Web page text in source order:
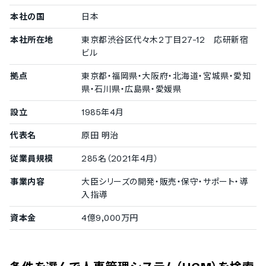
顔写真付きリストの表示
社員情報の絞り込み検索機能
クロス分析機能
離職防止分析機能
エンゲージメント分析機能
キャリア分析機能
労務負荷分析機能
ダッシュボード機能
テキストマイニング対応
採用プロセスの管理機能
募集要項の管理機能
採用パイプラインの管理機能
適性検査の実施機能
本社の国 日本
本社所在地
東京都渋谷区代々木2丁目27-12 応研新宿
ビル
拠点
東京都・福岡県・大阪府・北海道・宮城県・愛知
県・石川県・広島県・愛媛県
設立 1985年4月
代表名 原田 明治
従業員規模 285名（2021年4月）
事業内容
大臣シリーズの開発・販売・保守・サポート・導
入指導
資本金 4億9,000万円